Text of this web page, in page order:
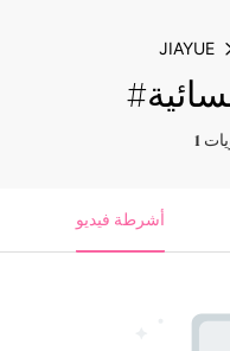
JIAYUE
أشرطة فيديو